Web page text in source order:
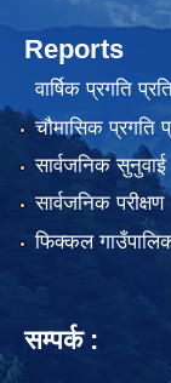
Reports
वार्षिक प्रगति
चौमासिक प्रगति
सार्वजनिक सुनुवाई
सार्वजनिक परीक्षण
फिक्कल
सम्पर्क :